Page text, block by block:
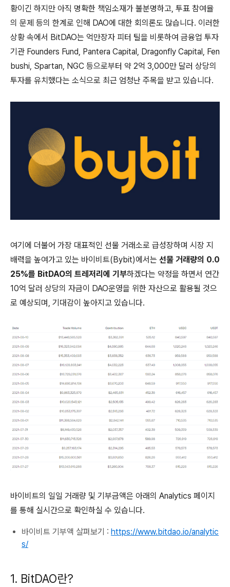
황이긴 하지만 아직 명확한 책임소재가 불분명하고, 투표 참여율
의 문제 등의 한계로 인해 DAO에 대한 회의론도 많습니다. 이러한
상황 속에서 BitDAO는 억만장자 피터 틸을 비롯하여 금융업 투자
기관 Founders Fund, Pantera Capital, Dragonfly Capital, Fen
bushi, Spartan, NGC 등으로부터 약 2억 3,000만 달러 상당의
투자를 유치했다는 소식으로 최근 엄청난 주목을 받고 있습니다.
여기에 더불어 가장 대표적인 선물 거래소로 급성장하며 시장 지
배력을 높여가고 있는 바이비트(Bybit)에서는 선물 거래량의 0.0
25%를 BitDAO의 트레저리에 기부하겠다는 약정을 하면서 연간
10억 달러 상당의 자금이 DAO운영을 위한 자산으로 활용될 것으
로 예상되며, 기대감이 높아지고 있습니다.
바이비트의 일일 거래량 및 기부금액은 아래의 Analytics 페이지
를 통해 실시간으로 확인하실 수 있습니다.
바이비트 기부액 살펴보기 : https://www.bitdao.io/analytic
s/
1. BitDAO란?